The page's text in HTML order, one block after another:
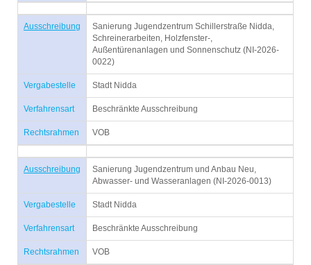
Ausschreibung
Sanierung Jugendzentrum Schillerstraße Nidda,
Schreinerarbeiten, Holzfenster-,
Außentürenanlagen und Sonnenschutz (NI-2026-
0022)
Vergabestelle Stadt Nidda
Verfahrensart Beschränkte Ausschreibung
Rechtsrahmen VOB
Ausschreibung
Sanierung Jugendzentrum und Anbau Neu,
Abwasser- und Wasseranlagen (NI-2026-0013)
Vergabestelle Stadt Nidda
Verfahrensart Beschränkte Ausschreibung
Rechtsrahmen VOB